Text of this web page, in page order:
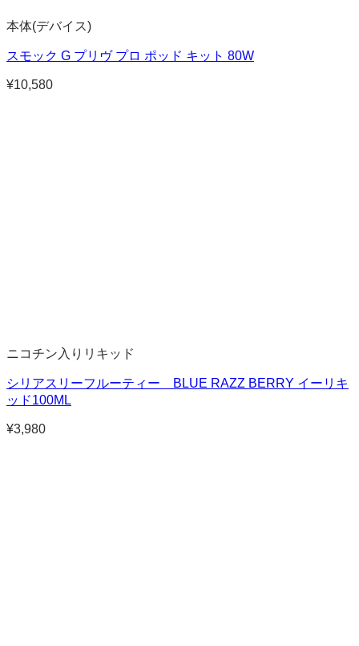
本体(デバイス)
スモック G プリヴ プロ ポッド キット 80W
¥10,580
ニコチン入りリキッド
シリアスリーフルーティー BLUE RAZZ BERRY イーリキ
ッド100ML
¥3,980